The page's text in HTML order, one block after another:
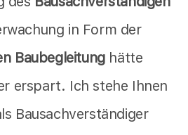
in Form der
Baubegleitunghätte
erspart. Ich stehe Ihnen
Bausachverständiger